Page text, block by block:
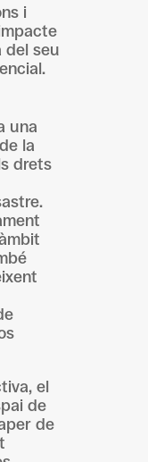
i
del seu
una
la
drets
el
de
de